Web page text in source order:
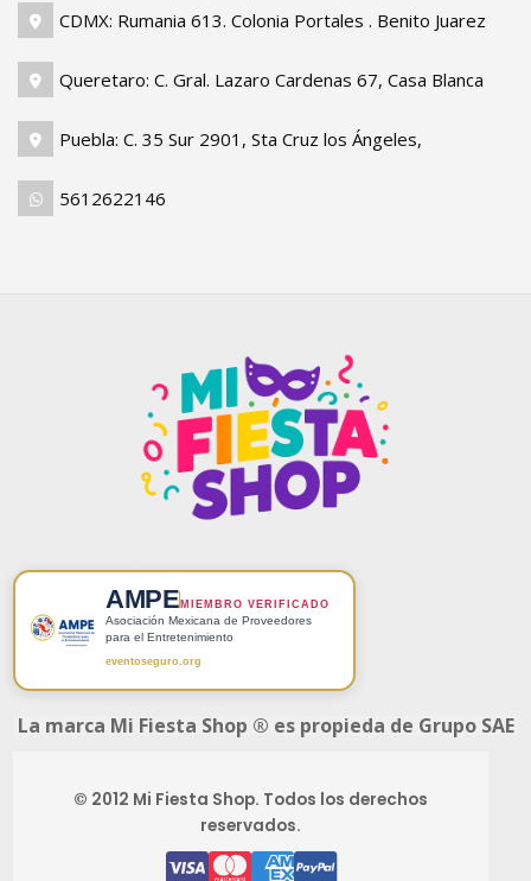
CDMX: Rumania 613. Colonia Portales . Benito Juarez
Queretaro: C. Gral. Lazaro Cardenas 67, Casa Blanca
Puebla: C. 35 Sur 2901, Sta Cruz los Ángeles,
5612622146
AMPE MIEMBRO VERIFICADO
Asociación Mexicana de Proveedores
para el Entretenimiento
eventoseguro.org
La marca Mi Fiesta Shop ® es propieda de Grupo SAE
© 2012 Mi Fiesta Shop. Todos los derechos
reservados.